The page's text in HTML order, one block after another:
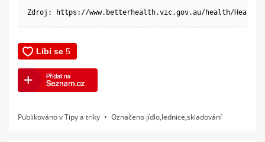
Zdroj: https://www.betterhealth.vic.gov.au/health/
Publikováno vTipy a triky Označeno jídlo,lednice,skladování